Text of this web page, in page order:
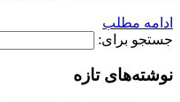
ادامه مطلب
جستجو برای:
نوشته‌های تازه